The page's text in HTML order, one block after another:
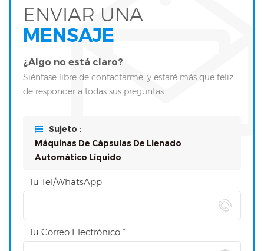
ENVIAR UNA
MENSAJE
¿Algo no está claro?
Siéntase libre de contactarme, y estaré más que feliz
de responder a todas sus preguntas
Sujeto :
Máquinas De Cápsulas De Llenado
Automático Líquido
Tu Tel/WhatsApp
Tu Correo Electrónico *